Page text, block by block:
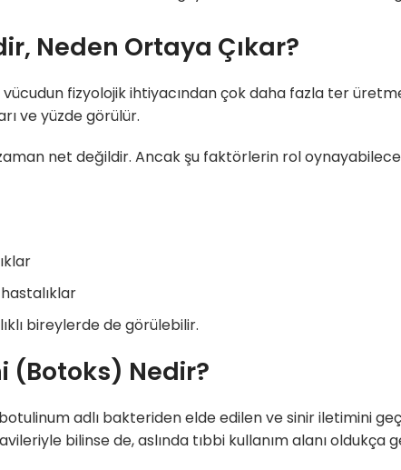
Neden Ortaya Çıkar?
fizyolojik ihtiyacından çok daha fazla ter
ve yüzde görülür.
net değildir. Ancak şu faktörlerin rol
bireylerde de görülebilir.
(Botoks) Nedir?
adlı bakteriden elde edilen ve sinir iletimini
bilinse de, aslında tıbbi kullanım alanı oldukça